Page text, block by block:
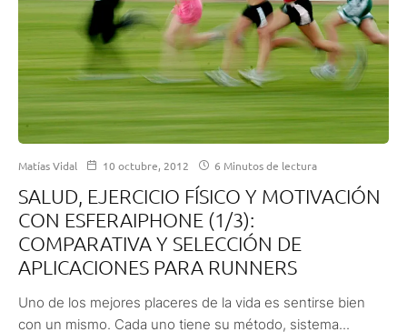
Matías Vidal 10 octubre, 2012 6 Minutos de lectura
SALUD, EJERCICIO FÍSICO Y MOTIVACIÓN
CON ESFERAIPHONE (1/3):
COMPARATIVA Y SELECCIÓN DE
APLICACIONES PARA RUNNERS
Uno de los mejores placeres de la vida es sentirse bien
con un mismo. Cada uno tiene su método, sistema...